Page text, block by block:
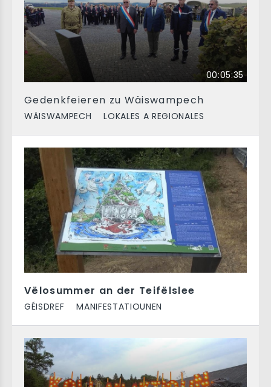
00:05:35
Gedenkfeieren zu Wäiswampech
WÄISWAMPECH LOKALES A REGIONALES
Vëlosummer an der Teifëlslee
GÉISDREF MANIFESTATIOUNEN